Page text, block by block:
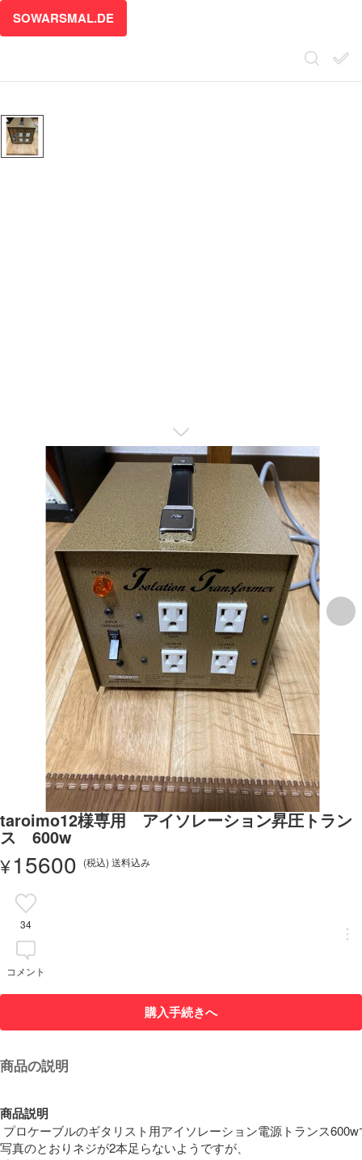
SOWARSMAL.DE
taroimo12様専用 アイソレーション昇圧トラン
ス 600w
¥15600 (税込) 送料込み
34
コメント
購入手続きへ
商品の説明
商品説明
プロケーブルのギタリスト用アイソレーション電源トランス
写真のとおりネジが2本足らないようですが、